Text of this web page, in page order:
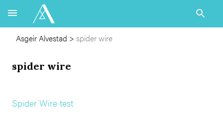
Asgeir Alvestad > spider wire
spider wire
Spider Wire test